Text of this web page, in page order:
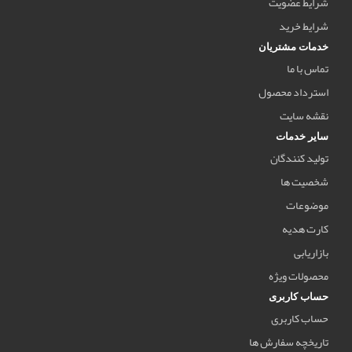
شرایط خرید
خدمات مشتریان
تماس با ما
استرداد محصول
نقشه سایت
سایر خدمات
تولید کنندگان
شخصیت ها
موضوعات
کارت هدیه
بازاریابی
محصولات ویژه
حساب کاربری
حساب کاربری
تاریخچه سفارش ها